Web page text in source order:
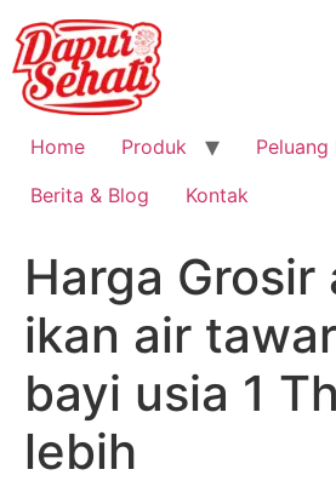
Home Produk
Peluang
Berita & Blog
Kontak
Harga Grosir
ikan air
bayi usia 1
lebih